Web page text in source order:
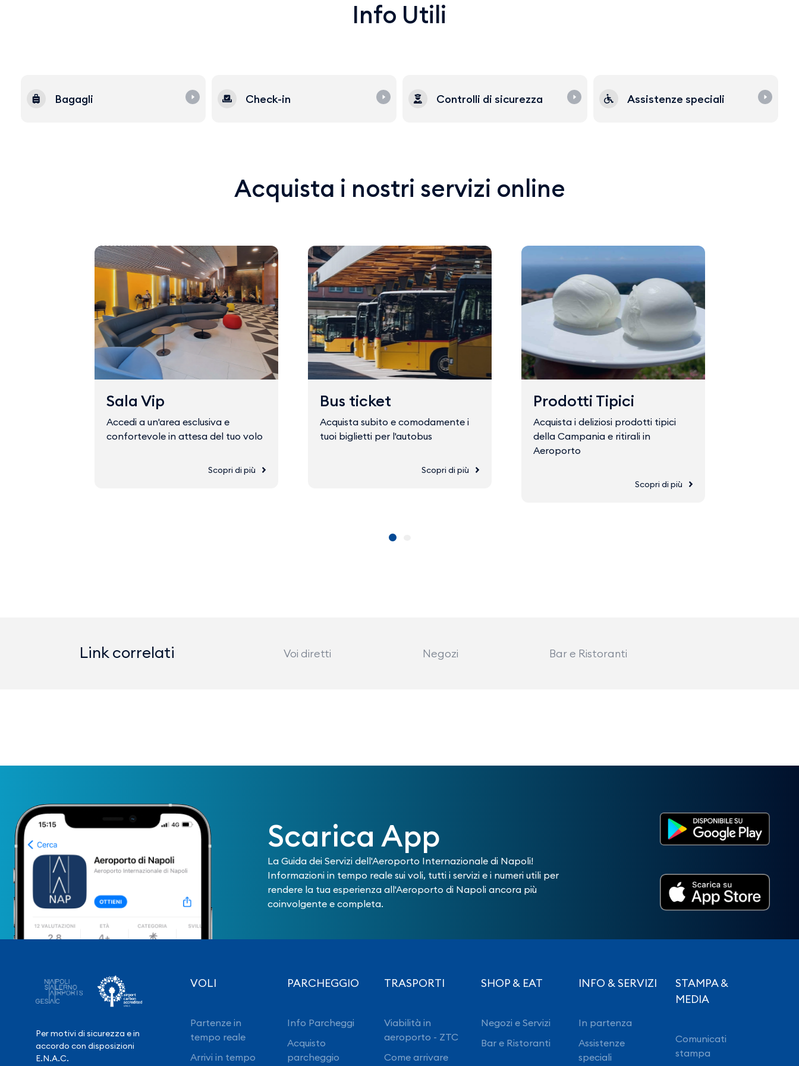
Info Utili
Bagagli Check-in Controlli di sicurezza Assistenze speciali
Acquista i nostri servizi online
Sala Vip
Accedi a un'area esclusiva e
confortevole in attesa del tuo volo
Scopri di più
Bus ticket
Acquista subito e comodamente i
tuoi biglietti per l'autobus
Scopri di più
Prodotti Tipici
Acquista i deliziosi prodotti tipici
della Campania e ritirali in
Aeroporto
Scopri di più
Link correlati Voi diretti Negozi Bar e Ristoranti
Scarica App
La Guida dei Servizi dell'Aeroporto Internazionale di Napoli!
Informazioni in tempo reale sui voli, tutti i servizi e i numeri utili per
rendere la tua esperienza all'Aeroporto di Napoli ancora più
coinvolgente e completa.
Per motivi di sicurezza e in
accordo con disposizioni
E.N.A.C.
VOLI
Partenze in
tempo reale
Arrivi in tempo
PARCHEGGIO
Info Parcheggi
Acquisto
parcheggio
TRASPORTI
Viabilità in
aeroporto - ZTC
Come arrivare
SHOP & EAT
Negozi e Servizi
Bar e Ristoranti
INFO & SERVIZI
In partenza
Assistenze
speciali
STAMPA &
MEDIA
Comunicati
stampa